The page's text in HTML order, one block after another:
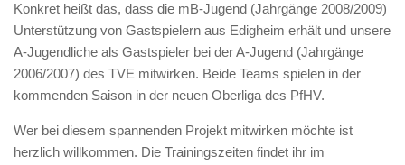
Konkret heißt das, dass die mB-Jugend (Jahrgänge 2008/2009)
Unterstützung von Gastspielern aus Edigheim erhält und unsere
A-Jugendliche als Gastspieler bei der A-Jugend (Jahrgänge
2006/2007) des TVE mitwirken. Beide Teams spielen in der
kommenden Saison in der neuen Oberliga des PfHV.
Wer bei diesem spannenden Projekt mitwirken möchte ist
herzlich willkommen. Die Trainingszeiten findet ihr im